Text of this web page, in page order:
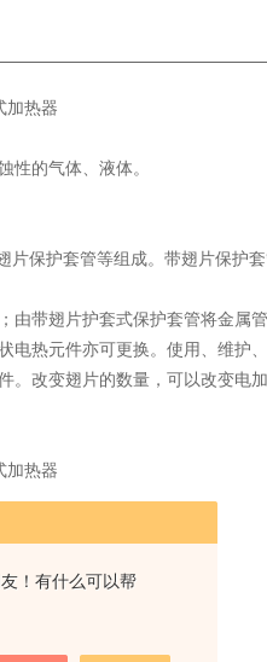
！有什么可以帮
加热器
性的气体、液体。
保护套管等组成。带翅片保护
由带翅片护套式保护套管将金属
热元件亦可更换。使用、维护
。改变翅片的数量，可以改变电
加热器
380V